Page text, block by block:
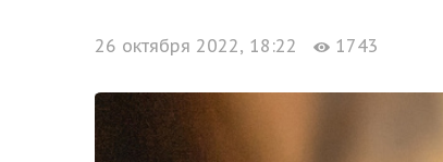
26 октября 2022, 18:22 1743